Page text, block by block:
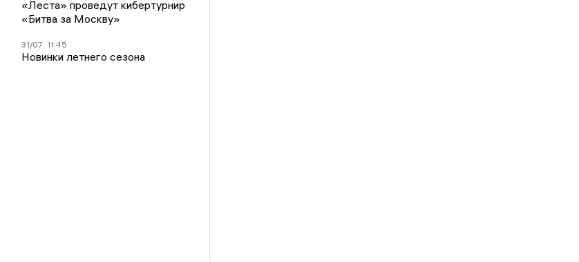
«Леста» проведут кибертурнир
«Битва за Москву»
31/07 11:45
Новинки летнего сезона